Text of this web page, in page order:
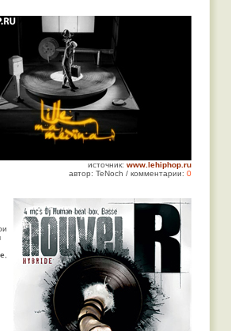
источник: www.lehiphop.ru
автор: TeNoch / комментарии: 0